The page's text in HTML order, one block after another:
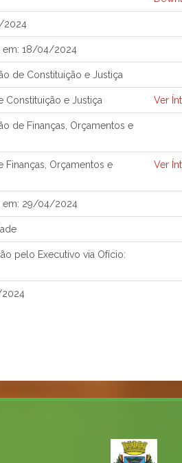
2024
em: 18/04/2024
de Constituição e Justiça
Constituição e Justiça Ver
de Finanças, Orçamentos e
Finanças, Orçamentos e
Ver
em: 29/04/2024
pelo Executivo via Ofício: